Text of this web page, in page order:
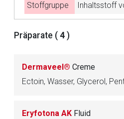
Stoffgruppe
Inhaltsstoff
Präparate ( 4 )
Dermaveel® Creme
Eryfotona AK Fluid
Der von Ihnen aufgerufene
Seite. Für die Inhalte der
Betreiber verantwortlich.
Zurück zur